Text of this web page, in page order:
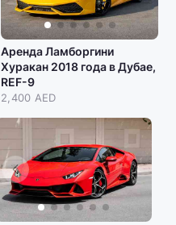
Аренда Ламборгини
Хуракан 2018 года в Дубае,
REF-9
2,400 AED